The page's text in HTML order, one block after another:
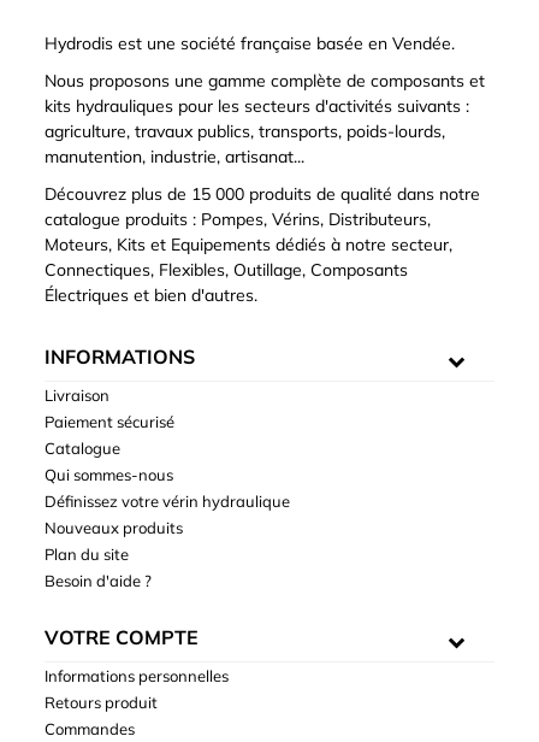
Hydrodis est une société française basée en Vendée.
Nous proposons une gamme complète de composants et
kits hydrauliques pour les secteurs d'activités suivants :
agriculture, travaux publics, transports, poids-lourds,
manutention, industrie, artisanat...
Découvrez plus de 15 000 produits de qualité dans notre
catalogue produits : Pompes, Vérins, Distributeurs,
Moteurs, Kits et Equipements dédiés à notre secteur,
Connectiques, Flexibles, Outillage, Composants
Électriques et bien d'autres.
INFORMATIONS
Livraison
Paiement sécurisé
Catalogue
Qui sommes-nous
Définissez votre vérin hydraulique
Nouveaux produits
Plan du site
Besoin d'aide ?
VOTRE COMPTE
Informations personnelles
Retours produit
Commandes